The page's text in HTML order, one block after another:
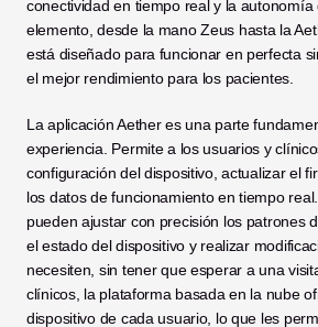
conectividad en tiempo real y la autonomía
elemento, desde la mano Zeus hasta la
está diseñado para funcionar en perfecta
el mejor rendimiento para los pacientes.
La aplicación Aether es una parte
experiencia. Permite a los usuarios y
configuración del dispositivo, actualizar el
los datos de funcionamiento en tiempo
pueden ajustar con precisión los patrones
el estado del dispositivo y realizar
necesiten, sin tener que esperar a una
clínicos, la plataforma basada en la nube
dispositivo de cada usuario, lo que les